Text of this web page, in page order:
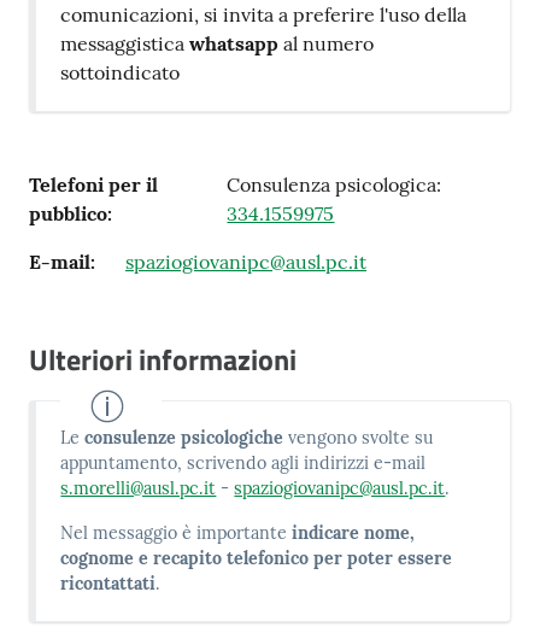
comunicazioni, si invita a preferire l'uso della
messaggisticawhatsapp al numero
sottoindicato
Telefoni per il
pubblico:
Consulenza psicologica:
334.1559975
E-mail: spaziogiovanipc@ausl.pc.it
Ulteriori informazioni
Leconsulenze psicologiche vengono svolte su
appuntamento, scrivendo agli indirizzi e-mail
s.morelli@ausl.pc.it -spaziogiovanipc@ausl.pc.it.
Nel messaggio è importanteindicare nome,
cognome e recapito telefonico per poter essere
ricontattati.